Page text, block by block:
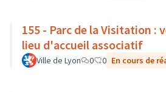
155 - Parc de la Visitation :
lieu d'accueil associatif
Ville de Lyon 0 0 En cours de